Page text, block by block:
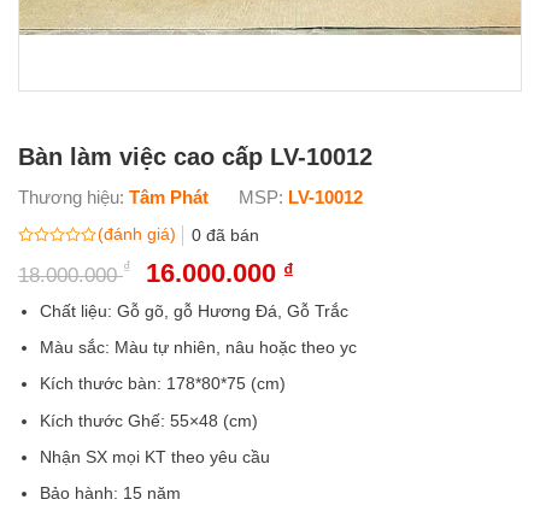
Bàn làm việc cao cấp LV-10012
Thương hiệu: Tâm Phát MSP: LV-10012
xếp
(đánh giá) 0đã bán
18.000.000₫
Giá
gốc
là:
16.000.000 ₫Giá
tại
16.000.000 ₫.
Chất liệu: Gỗ gõ, gỗ Hương Đá, Gỗ Trắc
Màu sắc: Màu tự nhiên, nâu hoặc theo yc
Kích thước bàn: 178*80*75 (cm)
Kích thước Ghế: 55×48 (cm)
Nhận SX mọi KT theo yêu cầu
Bảo hành: 15 năm